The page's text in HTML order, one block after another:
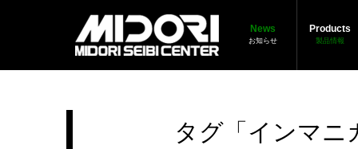
News
お知らせ
Products
製品情報
タグ「インマニ